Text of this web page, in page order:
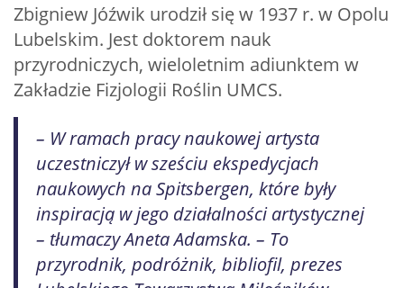
Zbigniew Jóźwik urodził się w 1937 r. w Opolu
Lubelskim. Jest doktorem nauk
przyrodniczych, wieloletnim adiunktem w
Zakładzie Fizjologii Roślin UMCS.
– W ramach pracy naukowej artysta
uczestniczył w sześciu ekspedycjach
naukowych na Spitsbergen, które były
inspiracją w jego działalności artystycznej
– tłumaczy Aneta Adamska. – To
przyrodnik, podróżnik, bibliofil, prezes